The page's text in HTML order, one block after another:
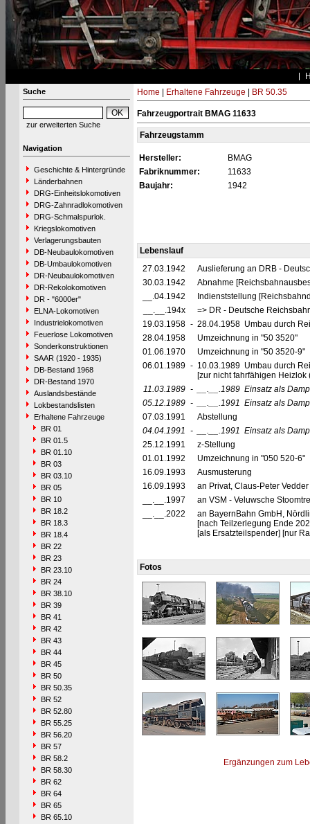
Suche
zur erweiterten Suche
Navigation
Geschichte & Hintergründe
Länderbahnen
DRG-Einheitslokomotiven
DRG-Zahnradlokomotiven
DRG-Schmalspurlok.
Kriegslokomotiven
Verlagerungsbauten
DB-Neubaulokomotiven
DB-Umbaulokomotiven
DR-Neubaulokomotiven
DR-Rekolokomotiven
DR - "6000er"
ELNA-Lokomotiven
Industrielokomotiven
Feuerlose Lokomotiven
Sonderkonstruktionen
SAAR (1920 - 1935)
DB-Bestand 1968
DR-Bestand 1970
Auslandsbestände
Lokbestandslisten
Erhaltene Fahrzeuge
BR 01
BR 01.5
BR 01.10
BR 03
BR 03.10
BR 05
BR 10
BR 18.2
BR 18.3
BR 18.4
BR 22
BR 23
BR 23.10
BR 24
BR 38.10
BR 39
BR 41
BR 42
BR 43
BR 44
BR 45
BR 50
BR 50.35
BR 52
BR 52.80
BR 55.25
BR 56.20
BR 57
BR 58.2
BR 58.30
BR 62
BR 64
BR 65
BR 65.10
Home Erhaltene Fahrzeuge BR 50.35
Fahrzeugportrait BMAG 11633
Fahrzeugstamm
Hersteller:
BMAG
Fabriknummer:
11633
Baujahr:
1942
Lebenslauf
27.03.1942
Auslieferung an DRB -
30.03.1942
Abnahme
__.04.1942
Indienststellung
__.__.194x
=> DR - Deutsche
19.03.1958 - 28.04.1958 Umbau durch
28.04.1958
Umzeichnung in "50 3520"
01.06.1970
Umzeichnung in "50 3520-9"
06.01.1989 - 10.03.1989 Umbau durch
[zur nicht fahrfähigen
11.03.1989 - __.__.1989 Einsatz als
05.12.1989 - __.__.1991 Einsatz als
07.03.1991
Abstellung
04.04.1991 - __.__.1991 Einsatz als
25.12.1991
z-Stellung
01.01.1992
Umzeichnung in "050 520-6"
16.09.1993
Ausmusterung
16.09.1993
an Privat, Claus-Peter
__.__.1997
an VSM - Veluwsche
__.__.2022
an BayernBahn GmbH,
[nach Teilzerlegung Ende
[als Ersatzteilspender] [nur
Fotos
Ergänzungen zum